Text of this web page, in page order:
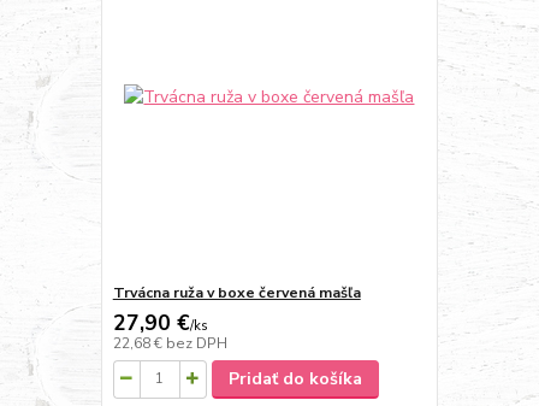
Trvácna ruža v boxe červená mašľa
27,90 €/ks
22,68 € bez DPH
Pridať do košíka